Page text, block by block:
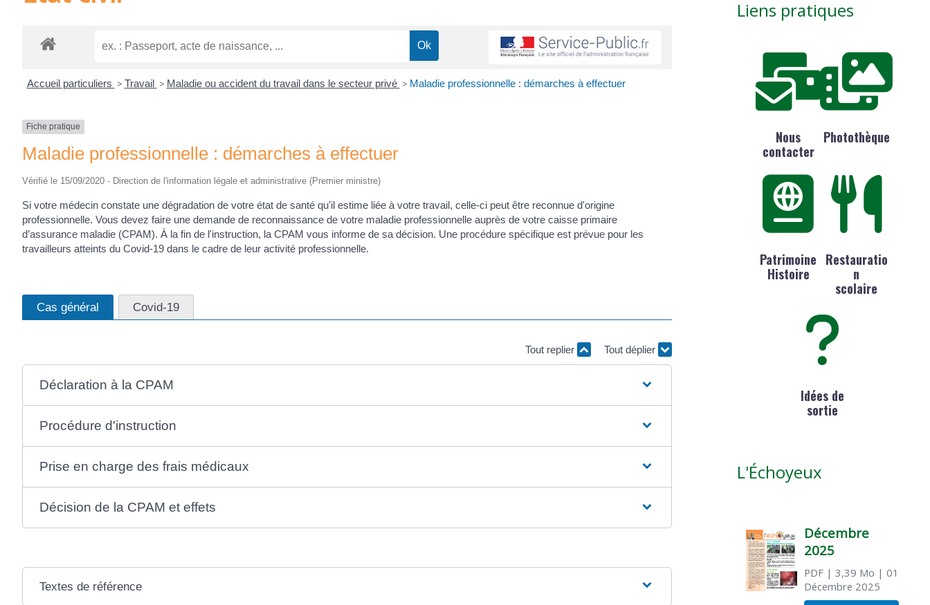
Accueil particuliers > Travail > Maladie ou accident du travail dans le secteur privé > Maladie professionnelle : démarches à effectuer
Fiche pratique
Maladie professionnelle : démarches à effectuer
Vérifié le 15/09/2020 - Direction de l'information légale et administrative (Premier ministre)
Si votre médecin constate une dégradation de votre état de santé qu'il estime liée à votre travail, celle-ci peut être reconnue d'origine
professionnelle. Vous devez faire une demande de reconnaissance de votre maladie professionnelle auprès de votre caisse primaire
d’assurance maladie (CPAM). À la fin de l'instruction, la CPAM vous informe de sa décision. Une procédure spécifique est prévue pour les
travailleurs atteints du Covid-19 dans le cadre de leur activité professionnelle.
Cas général Covid-19
Tout replier Tout déplier
Déclaration à la CPAM
Procédure d'instruction
Prise en charge des frais médicaux
Décision de la CPAM et effets
Textes de référence
Liens pratiques
Nous
contacter
Photothèque
Patrimoine
Histoire
Restauratio
n
scolaire
Idées de
sortie
L'Échoyeux
Décembre
2025
PDF| 3,39 Mo | 01
Décembre 2025